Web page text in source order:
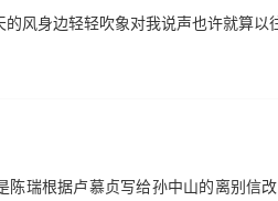
风身边轻轻吹象对我说声也许就算以
陈瑞根据卢慕贞写给孙中山的离别信